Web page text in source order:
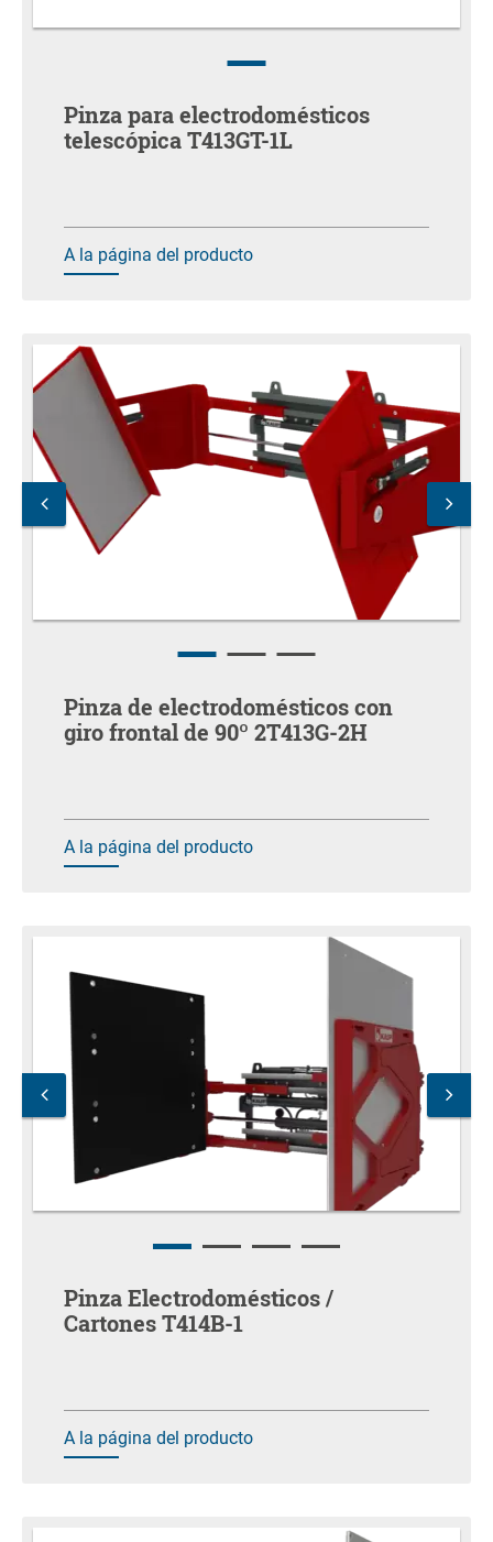
Pinza para electrodomésticos
telescópica T413GT-1L
A la página del producto
Pinza de electrodomésticos con
giro frontal de 90º 2T413G-2H
A la página del producto
Pinza Electrodomésticos /
Cartones T414B-1
A la página del producto